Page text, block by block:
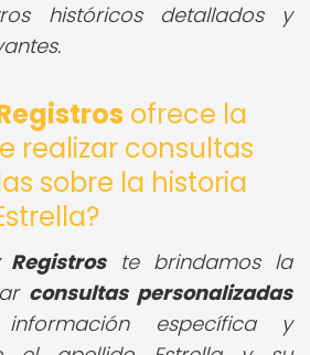
históricos detallados y
ofrece la
realizar consultas
sobre la historia
te brindamos la
consultas personalizadas
específica y